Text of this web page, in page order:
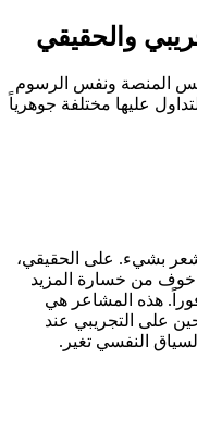
والحقيقي
نفس المنصة ونفس الرسوم
عليها مختلفة جوهرياً
بشيء. على الحقيقي،
من خسارة المزيد
هذه المشاعر هي
على التجريبي عند
السياق النفسي تغير.